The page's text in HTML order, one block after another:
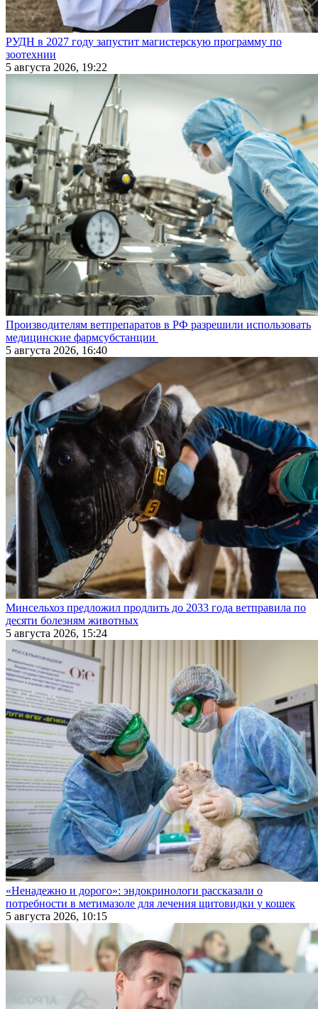
РУДН в 2027 году запустит магистерскую программу по
зоотехнии
5 августа 2026, 19:22
Производителям ветпрепаратов в РФ разрешили использовать
медицинские фармсубстанции
5 августа 2026, 16:40
Минсельхоз предложил продлить до 2033 года ветправила по
десяти болезням животных
5 августа 2026, 15:24
«Ненадежно и дорого»: эндокринологи рассказали о
потребности в метимазоле для лечения щитовидки у кошек
5 августа 2026, 10:15